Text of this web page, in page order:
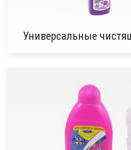
Универсальные